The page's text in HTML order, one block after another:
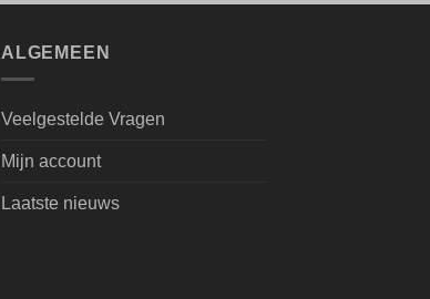
ALGEMEEN
Veelgestelde Vragen
Mijn account
Laatste nieuws